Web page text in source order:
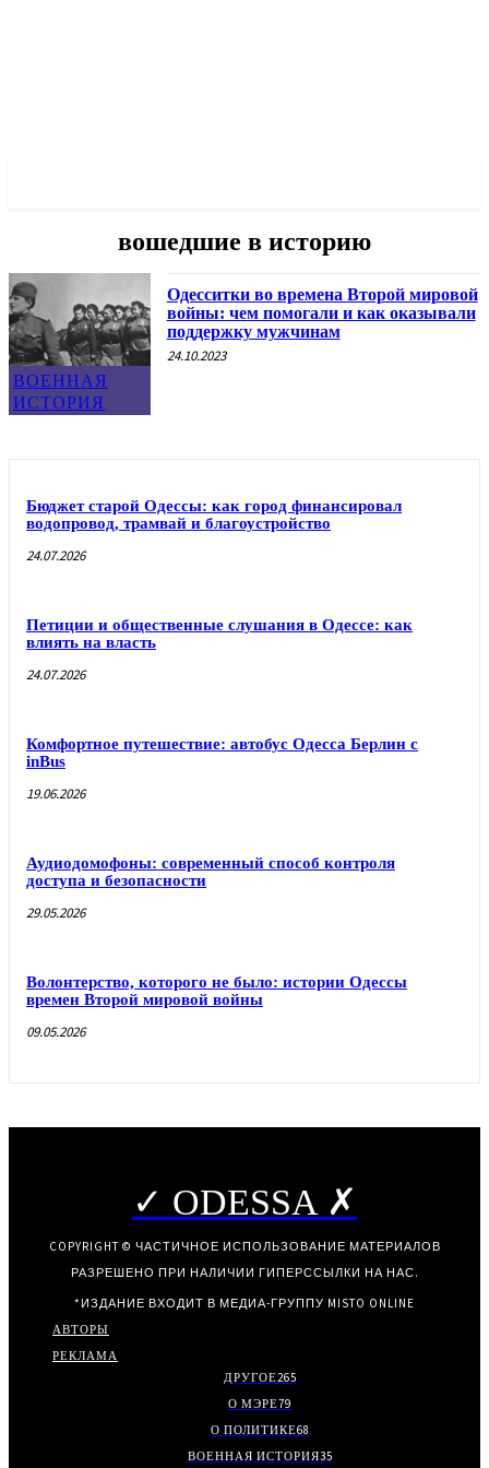
вошедшие в историю
ВОЕННАЯ
ИСТОРИЯ
Одесситки во времена Второй мировой
войны: чем помогали и как оказывали
поддержку мужчинам
24.10.2023
Бюджет старой Одессы: как город финансировал
водопровод, трамвай и благоустройство
24.07.2026
Петиции и общественные слушания в Одессе: как
влиять на власть
24.07.2026
Комфортное путешествие: автобус Одесса Берлин с
inBus
19.06.2026
Аудиодомофоны: современный способ контроля
доступа и безопасности
29.05.2026
Волонтерство, которого не было: истории Одессы
времен Второй мировой войны
09.05.2026
✓ ODESSA ✗
COPYRIGHT © ЧАСТИЧНОЕ ИСПОЛЬЗОВАНИЕ МАТЕРИАЛОВ
РАЗРЕШЕНО ПРИ НАЛИЧИИ ГИПЕРССЫЛКИ НА НАС.
*ИЗДАНИЕ ВХОДИТ В МЕДИА-ГРУППУ MISTO ONLINE
АВТОРЫ
РЕКЛАМА
ДРУГОЕ265
О МЭРЕ79
О ПОЛИТИКЕ68
ВОЕННАЯ ИСТОРИЯ35